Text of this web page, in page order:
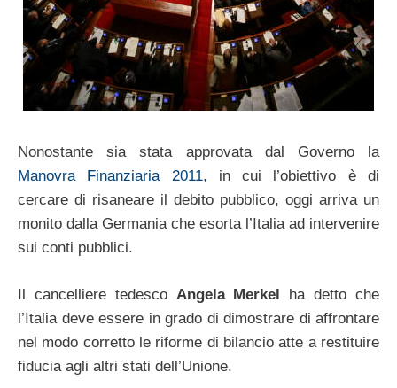
Nonostante sia stata approvata dal Governo la
Manovra Finanziaria 2011, in cui l’obiettivo è di
cercare di risaneare il debito pubblico, oggi arriva un
monito dalla Germania che esorta l’Italia ad intervenire
sui conti pubblici.
Il cancelliere tedesco Angela Merkel ha detto che
l’Italia deve essere in grado di dimostrare di affrontare
nel modo corretto le riforme di bilancio atte a restituire
fiducia agli altri stati dell’Unione.